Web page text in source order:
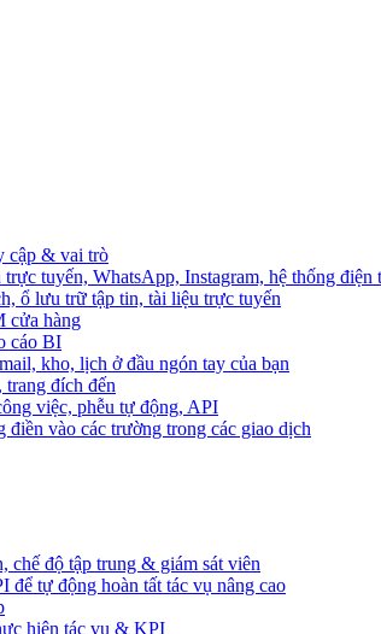
cập & vai trò
tuyến, WhatsApp, Instagram, hệ thống điện
ổ lưu trữ tập tin, tài liệu trực tuyến
cửa hàng
cáo BI
kho, lịch ở đầu ngón tay của bạn
trang đích đến
việc, phễu tự động, API
điền vào các trường trong các giao dịch
chế độ tập trung & giám sát viên
để tự động hoàn tất tác vụ nâng cao
hiện tác vụ & KPI